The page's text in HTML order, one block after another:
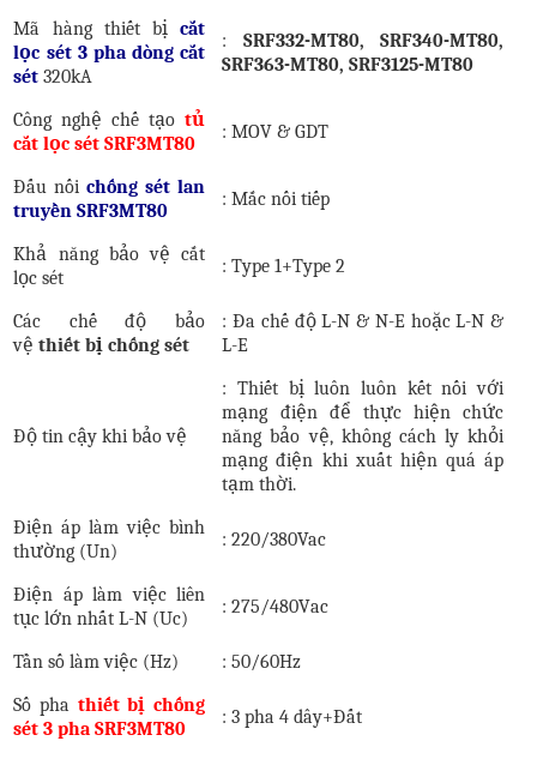
Mã hàng thiết bị cắt
lọc sét 3 pha dòng cắt
sét 320kA
: SRF332-MT80, SRF340-MT80,
SRF363-MT80, SRF3125-MT80
Công nghệ chế tạo tủ
cắt lọc sét SRF3MT80
:MOV & GDT
Đấu nối chống sét lan
truyền SRF3MT80
:Mắc nối tiếp
Khả năng bảo vệ cắt
lọc sét
: Type 1+Type 2
Các chế độ bảo
vệ thiết bị chống sét
: Đa chế độ L-N & N-E hoặc L-N &
L-E
Độ tin cậy khi bảo vệ
: Thiết bị luôn luôn kết nối với
mạng điện để thực hiện chức
năng bảo vệ, không cách ly khỏi
mạng điện khi xuất hiện quá áp
tạm thời.
Điện áp làm việc bình
thường (Un)
:220/380Vac
Điện áp làm việc liên
tục lớn nhất L-N (Uc)
: 275/480Vac
Tần số làm việc (Hz)
: 50/60Hz
Số pha thiết bị chống
sét 3 pha SRF3MT80
: 3 pha4 dây+Đất